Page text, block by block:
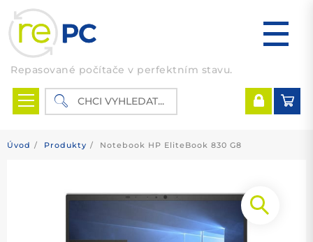
content
Repasované počítače v perfektním stavu.
Úvod Produkty Notebook HP EliteBook 830 G8